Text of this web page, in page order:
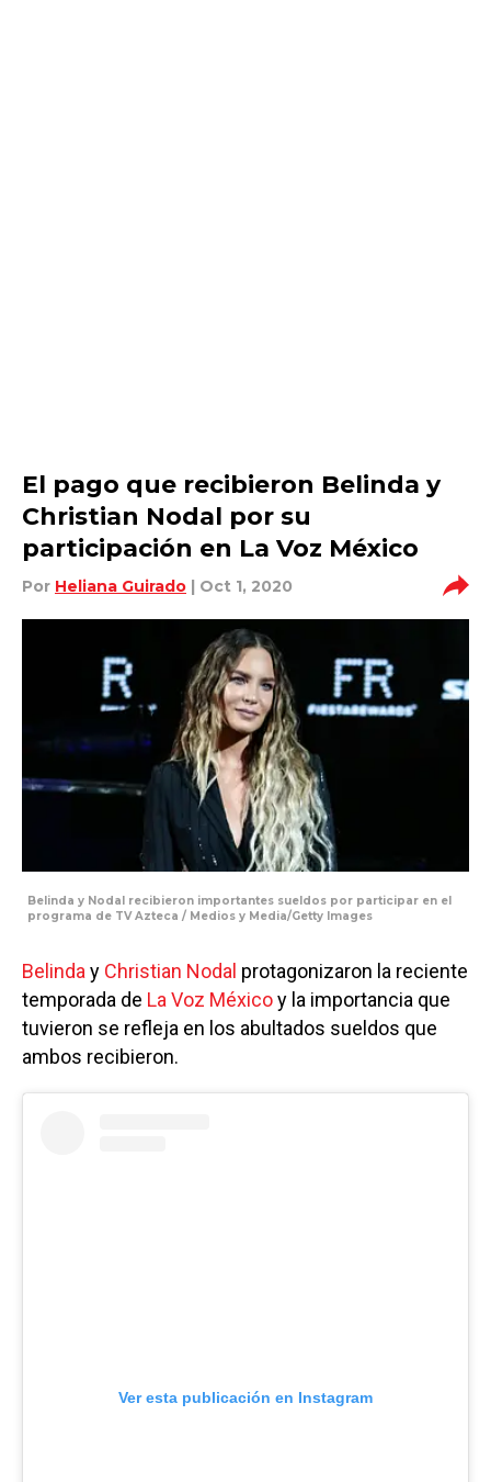
El pago que recibieron Belinda y
Christian Nodal por su
participación en La Voz México
Por Heliana Guirado | Oct 1, 2020
Belinda y Nodal recibieron importantes sueldos por participar en el
programa de TV Azteca / Medios y Media/Getty Images
Belinda y Christian Nodal protagonizaron la reciente
temporada de La Voz Méxicoy la importancia que
tuvieron se refleja en los abultados sueldos que
ambos recibieron.
Ver esta publicación en Instagram